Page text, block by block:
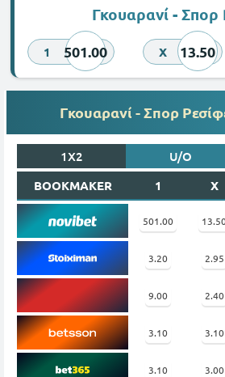
Γκουαρανί - Σπορ
1 501.00 X 13.50
Γκουαρανί - Σπορ
1X2 U/O
BOOKMAKER
1 X
501.00 13.50
3.20 2.95
9.00 2.40
3.10 3.10
3.10 3.00